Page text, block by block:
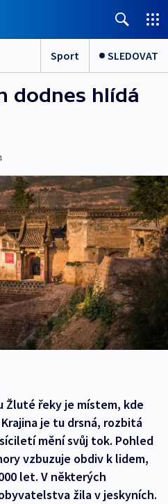
Sport SLEDOVAT
dodnes hlídá
Žluté řeky je místem, kde
je tu drsná, rozbitá
mění svůj tok. Pohled
vzbuzuje obdiv k lidem,
let. V některých
žila v jeskyních.